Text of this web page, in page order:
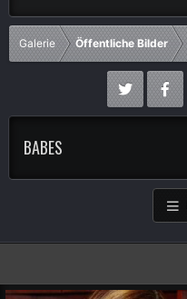
Galerie Öffentliche Bilder
BABES